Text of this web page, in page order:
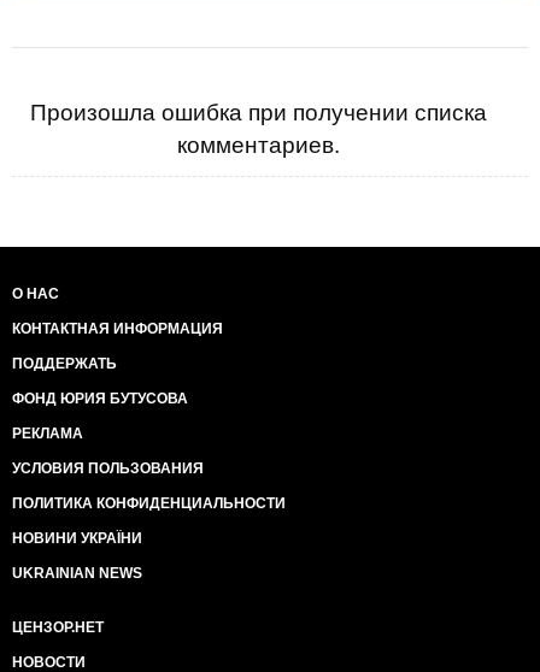
Произошла ошибка при получении списка
комментариев.
О НАС
КОНТАКТНАЯ ИНФОРМАЦИЯ
ПОДДЕРЖАТЬ
ФОНД ЮРИЯ БУТУСОВА
РЕКЛАМА
УСЛОВИЯ ПОЛЬЗОВАНИЯ
ПОЛИТИКА КОНФИДЕНЦИАЛЬНОСТИ
НОВИНИ УКРАЇНИ
UKRAINIAN NEWS
ЦЕНЗОР.НЕТ
НОВОСТИ